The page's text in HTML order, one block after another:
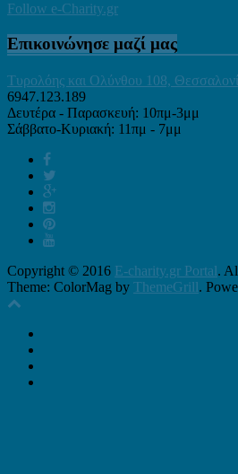
Follow e-Charity.gr
Επικοινώνησε μαζί μας
Τυρολόης και Ολύνθου 108,
6947.123.189
Δευτέρα - Παρασκευή: 10πμ-3μμ
Σάββατο-Κυριακή: 11πμ - 7μμ
Copyright © 2016 E-charity.gr Portal.
Theme: ColorMag by ThemeGrill.